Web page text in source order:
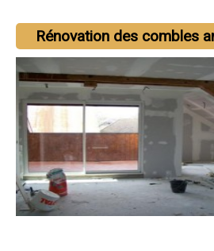
Rénovation des combles